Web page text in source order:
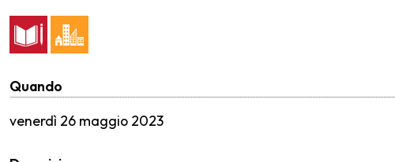
Quando
venerdì 26 maggio 2023